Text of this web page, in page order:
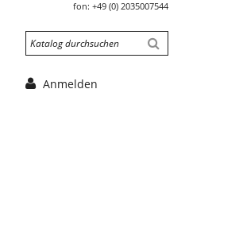
fon: +49 (0) 2035007544
Anmelden